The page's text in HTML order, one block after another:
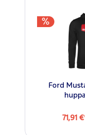
Ford
71,91